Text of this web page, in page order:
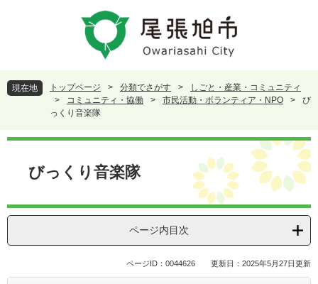
頭
で
飛
ば
本
現在地 トップページ > 分類でさがす >
しごと・産業・コミュニティ
>
コミュニティ・協働 > 市民活動・ボランティア・NPO >
び
っくり音楽隊
本
びっくり音楽隊
ページ内目次
ページID：0044626 更新日：2025年5月27日更新